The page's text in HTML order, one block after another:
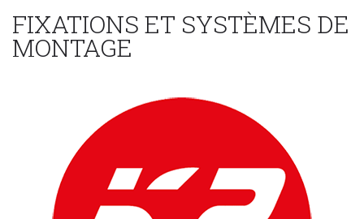
FIXATIONS ET SYSTÈMES DE
MONTAGE